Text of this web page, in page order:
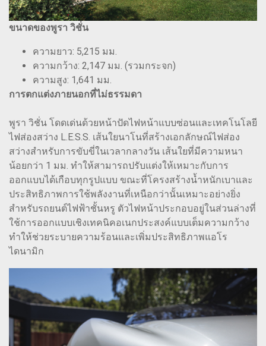
ขนาดของพูรา วิชั่น
ความยาว: 5,215 มม.
ความกว้าง: 2,147 มม. (รวมกระจก)
ความสูง: 1,641 มม.
การตกแต่งภายนอกที่ไม่ธรรมดา
พูรา วิชั่น โดดเด่นด้วยหน้าปัดไฟหน้าแบบซ่อนและเทคโนโลยี
ไฟส่องสว่าง L.E.S.S. เส้นใยนาโนที่สร้างเอกลักษณ์ไฟส่อง
สว่างสำหรับการขับขี่ในเวลากลางวัน เส้นใยที่มีความหนา
น้อยกว่า 1 มม. ทำให้สามารถปรับแต่งให้เหมาะกับการ
ออกแบบได้เกือบทุกรูปแบบ ขณะที่โครงสร้างน้ำหนักเบาและ
ประสิทธิภาพการใช้พลังงานที่เหนือกว่านั้นเหมาะอย่างยิ่ง
สำหรับรถยนต์ไฟฟ้าชั้นหรู ตัวไฟหน้าประกอบอยู่ในส่วนล่างที่
ใช้การออกแบบเชิงเทคนิคอเนกประสงค์แบบเต็มความกว้าง
ทำให้ช่วยระบายความร้อนและเพิ่มประสิทธิภาพแอโร
ไดนามิก